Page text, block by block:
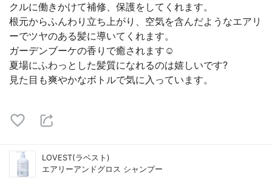
クルに働きかけて補修、保護をしてくれます。
根元からふんわり立ち上がり、空気を含んだようなエアリ
ーでツヤのある髪に導いてくれます。
ガーデンブーケの香りで癒されます☺️
夏場にふわっとした髪質になれるのは嬉しいです?
見た目も爽やかなボトルで気に入っています。
LOVEST(ラベスト)
エアリーアンドグロス シャンプー